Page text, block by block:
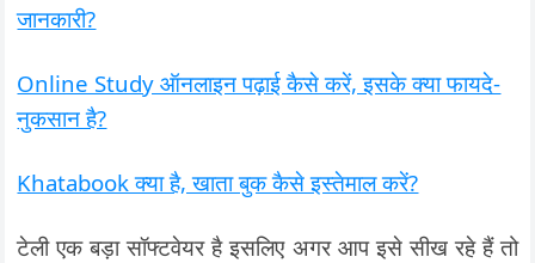
जानकारी?
Online Study ऑनलाइन पढ़ाई कैसे करें, इसके क्या फायदे-
नुकसान है?
Khatabook क्या है, खाता बुक कैसे इस्तेमाल करें?
टेली एक बड़ा सॉफ्टवेयर है इसलिए अगर आप इसे सीख रहे हैं तो